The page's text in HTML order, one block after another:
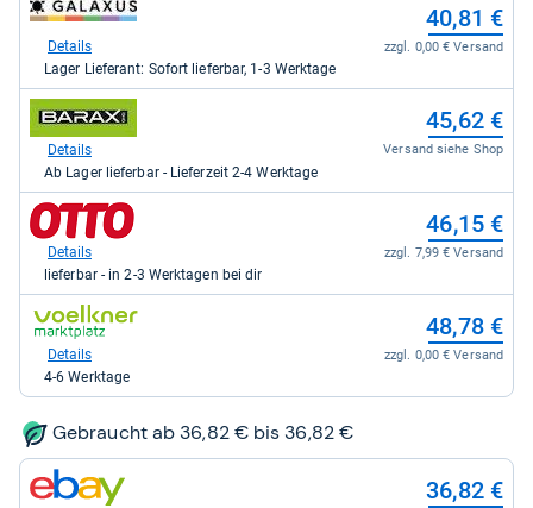
GmbH
35,96
kaufen.
zum
Shop:
galaxus
40,81
kaufen.
40,81 €
zzgl. 0,00 € Versand
Details
Lager Lieferant: Sofort lieferbar, 1-3 Werktage
zum
Shop:
barax
45,62
kaufen.
45,62 €
Versand siehe Shop
Details
Ab Lager lieferbar - Lieferzeit 2-4 Werktage
zum
Shop:
Otto.de
kaufen.
46,15 €
zzgl. 7,99 € Versand
Details
lieferbar - in 2-3 Werktagen bei dir
zum
Shop:
voelkner
48,78
kaufen.
48,78 €
zzgl. 0,00 € Versand
Details
4-6 Werktage
Gebraucht ab 36,82 € bis 36,82 €
zum
Shop:
36,82 €